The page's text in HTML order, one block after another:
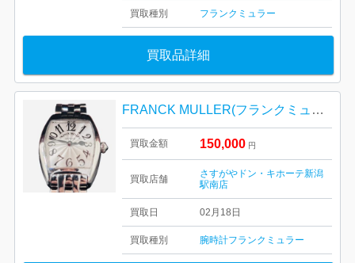
買取種別 フランクミュラー
買取品詳細
FRANCK MULLER(フランクミュラー) 腕時計
買取金額 150,000 円
買取店舗
さすがやドン・キホーテ新潟
駅南店
買取日 02月18日
買取種別 腕時計フランクミュラー